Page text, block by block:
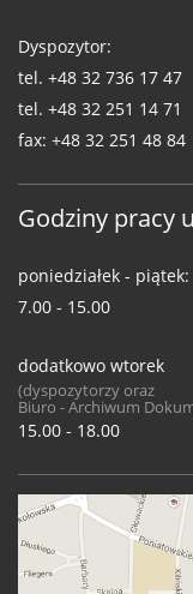
Dyspozytor:
tel. +48 32 736 17 47
tel. +48 32 251 14 71
fax: +48 32 251 48 84
Godziny pracy
poniedziałek - piątek:
7.00 - 15.00
dodatkowo wtorek
(dyspozytorzy oraz
Biuro - Archiwum
15.00 - 18.00